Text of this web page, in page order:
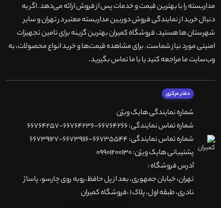
مداربسته را با بهترین قیمت و خدمات پس از فروش ارائه می‌دهد. اگر به
دنبال خرید از نمایندگی فروش دوربین مداربسته معتبر در تهران و سایر
شهرستان ها هستید، فروشگاه کمیران بهترین گزینه برای تامین تجهیزات
امنیتی مورد نیاز شماست. برای مشاهده قیمت‌ها و خرید انواع محصولات، به
وب‌سایت ما مراجعه کنید یا با ما تماس بگیرید.
دفتر مرکزی
شماره نمایندگی هایک ویژن
شماره تماس نمایندگی: 66764266-66764236-66764257
شماره تماس نمایندگی: 66735544-66739116-66739127
پشتیبانی هایک ویژن: 09901200130
آدرس فروشگاه :
تهران، خيابان جمهوری، بعد از پل حافظ،روبه روی چارسو، پاساژ
نادری، طبقه اول، پلاک 1 ،فروشگاه کمیران